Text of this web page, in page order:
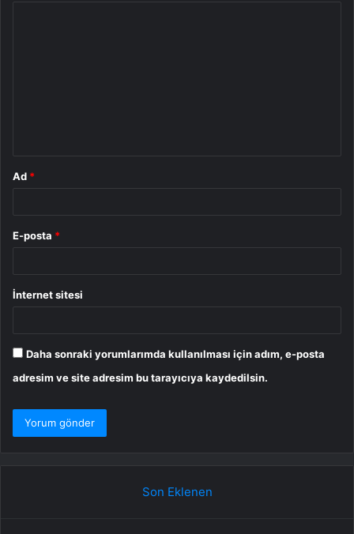
Ad *
E-posta *
İnternet sitesi
Daha sonraki yorumlarımda kullanılması için adım, e-posta
adresim ve site adresim bu tarayıcıya kaydedilsin.
Son Eklenen